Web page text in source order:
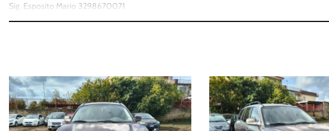
Sig. Esposito Mario 3298670071
WWW.NEWRIVAUTO.EU
VISITA IL NOSTRO SITO TROVERAI UNA VASTA GAMMA DI VETTURE USATE